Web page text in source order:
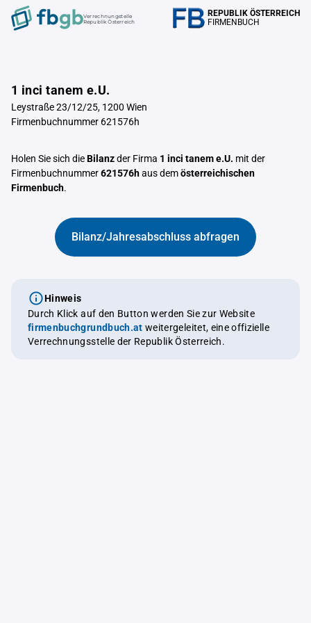
Verrechnungstelle
Republik Österreich
REPUBLIK ÖSTERREICH
FIRMENBUCH
1 inci tanem e.U.
Leystraße 23/12/25, 1200 Wien
Firmenbuchnummer 621576h
Holen Sie sich dieBilanzder Firma 1 inci tanem e.U. mit der
Firmenbuchnummer621576haus demösterreichischen
Firmenbuch.
Bilanz/Jahresabschluss abfragen
Hinweis
Durch Klick auf den Button werden Sie zur Website
firmenbuchgrundbuch.at weitergeleitet, eine offizielle
Verrechnungsstelle der Republik Österreich.